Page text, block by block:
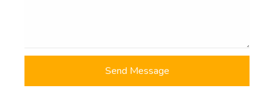
Send Message